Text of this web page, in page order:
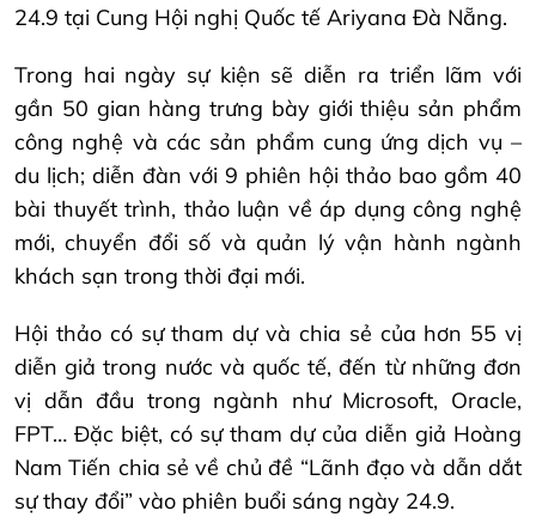
24.9 tại Cung Hội nghị Quốc tế Ariyana Đà Nẵng.
Trong hai ngày sự kiện sẽ diễn ra triển lãm với
gần 50 gian hàng trưng bày giới thiệu sản phẩm
công nghệ và các sản phẩm cung ứng dịch vụ –
du lịch; diễn đàn với 9 phiên hội thảo bao gồm 40
bài thuyết trình, thảo luận về áp dụng công nghệ
mới, chuyển đổi số và quản lý vận hành ngành
khách sạn trong thời đại mới.
Hội thảo có sự tham dự và chia sẻ của hơn 55 vị
diễn giả trong nước và quốc tế, đến từ những đơn
vị dẫn đầu trong ngành như Microsoft, Oracle,
FPT… Đặc biệt, có sự tham dự của diễn giả Hoàng
Nam Tiến chia sẻ về chủ đề “Lãnh đạo và dẫn dắt
sự thay đổi” vào phiên buổi sáng ngày 24.9.